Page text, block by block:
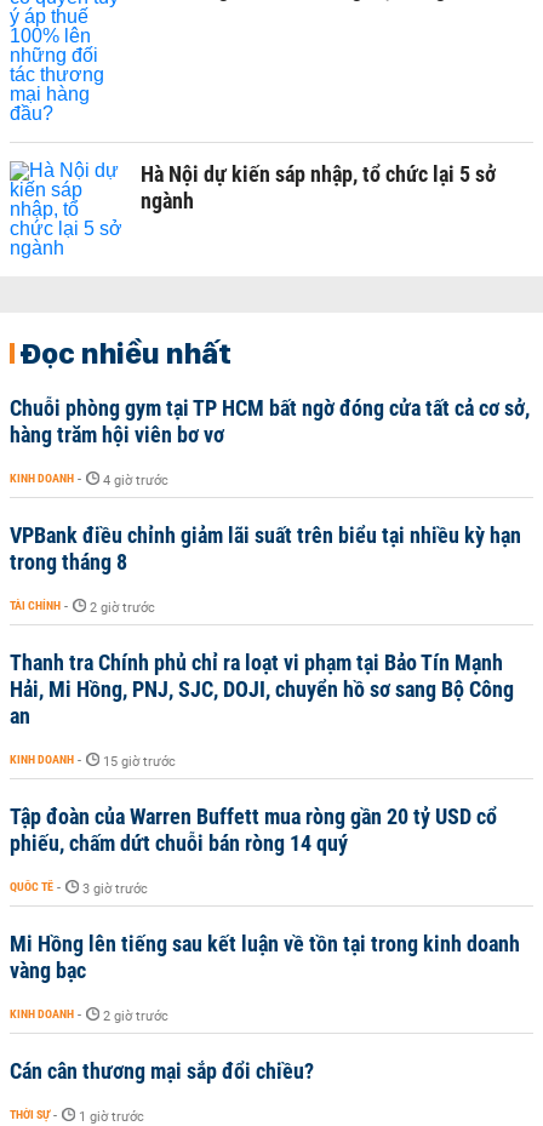
Hà Nội dự kiến sáp nhập, tổ chức lại 5 sở
ngành
Đọc nhiều nhất
Chuỗi phòng gym tại TP HCM bất ngờ đóng cửa tất cả cơ sở,
hàng trăm hội viên bơ vơ
KINH DOANH - 4 giờ trước
VPBank điều chỉnh giảm lãi suất trên biểu tại nhiều kỳ hạn
trong tháng 8
TÀI CHÍNH - 2 giờ trước
Thanh tra Chính phủ chỉ ra loạt vi phạm tại Bảo Tín Mạnh
Hải, Mi Hồng, PNJ, SJC, DOJI, chuyển hồ sơ sang Bộ Công
an
KINH DOANH - 15 giờ trước
Tập đoàn của Warren Buffett mua ròng gần 20 tỷ USD cổ
phiếu, chấm dứt chuỗi bán ròng 14 quý
QUỐC TẾ - 3 giờ trước
Mi Hồng lên tiếng sau kết luận về tồn tại trong kinh doanh
vàng bạc
KINH DOANH - 2 giờ trước
Cán cân thương mại sắp đổi chiều?
THỜI SỰ - 1 giờ trước